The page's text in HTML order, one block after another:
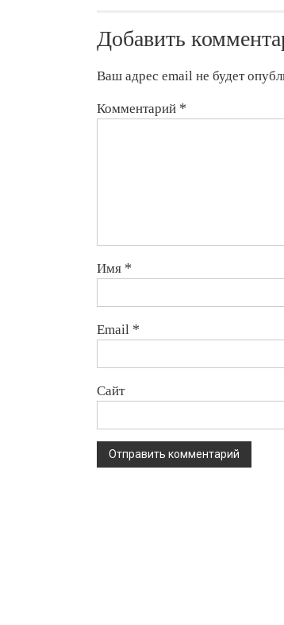
Добавить
Ваш адрес email не будет
Комментарий *
Имя *
Email *
Сайт